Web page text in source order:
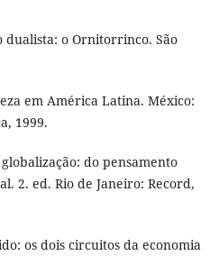
dualista: o Ornitorrinco. São
em América Latina. México:
1999.
do pensamento
2. ed. Rio de Janeiro: Record,
os dois circuitos da economia